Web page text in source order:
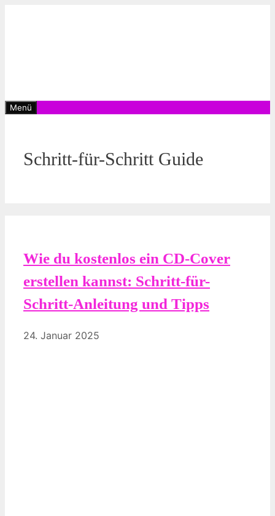
Menü
Schritt-für-Schritt Guide
Wie du kostenlos ein CD-Cover
erstellen kannst: Schritt-für-
Schritt-Anleitung und Tipps
24. Januar 2025